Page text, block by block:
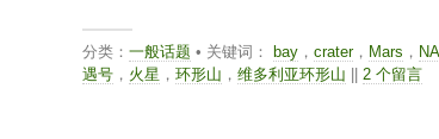
分类： 一般话题 • 关键词： bay， crater， Mars ，
遇号， 火星 ， 环形山 ， 维多利亚环形山 2 个留言